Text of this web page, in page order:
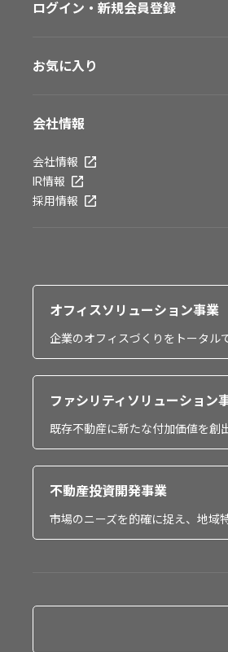
ログイン・新規会員登録
お気に入り
会社情報
会社情報
IR情報
採用情報
オフィスソリューション事業
企業のオフィスづくりをトータル
ファシリティソリューション
既存不動産に新たな付加価値を創
不動産投資開発事業
市場のニーズを的確に捉え、地域